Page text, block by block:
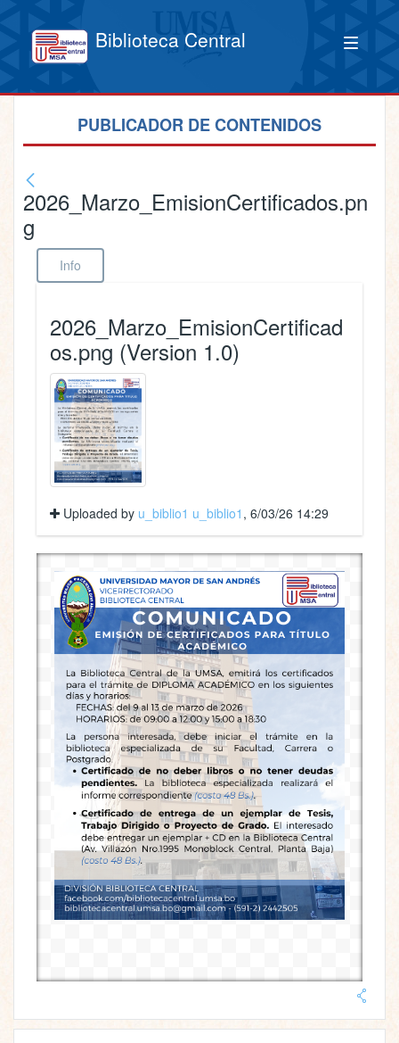
Biblioteca Central
PUBLICADOR DE CONTENIDOS
2026_Marzo_EmisionCertificados.pn
g
Info
2026_Marzo_EmisionCertificad
os.png (Version 1.0)
Uploaded by u_biblio1 u_biblio1 , 6/03/26 14:29